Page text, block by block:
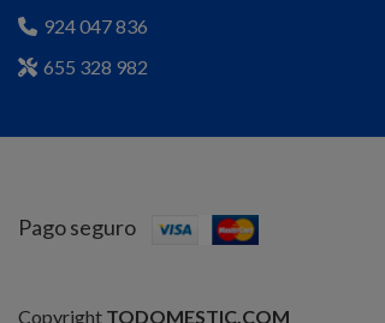
924 047 836
655 328 982
Pago seguro
Copyright TODOMESTIC.COM